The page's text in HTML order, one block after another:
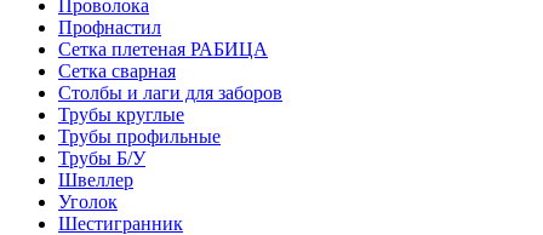
Проволока
Профнастил
Сетка плетеная РАБИЦА
Сетка сварная
Столбы и лаги для заборов
Трубы круглые
Трубы профильные
Трубы Б/У
Швеллер
Уголок
Шестигранник